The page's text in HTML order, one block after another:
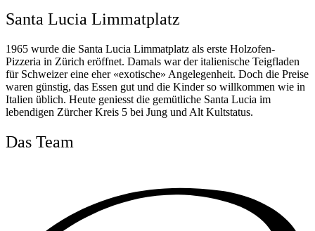
Santa Lucia Limmatplatz
1965 wurde die Santa Lucia Limmatplatz als erste Holzofen-
Pizzeria in Zürich eröffnet. Damals war der italienische Teigfladen
für Schweizer eine eher «exotische» Angelegenheit. Doch die Preise
waren günstig, das Essen gut und die Kinder so willkommen wie in
Italien üblich. Heute geniesst die gemütliche Santa Lucia im
lebendigen Zürcher Kreis 5 bei Jung und Alt Kultstatus.
Das Team